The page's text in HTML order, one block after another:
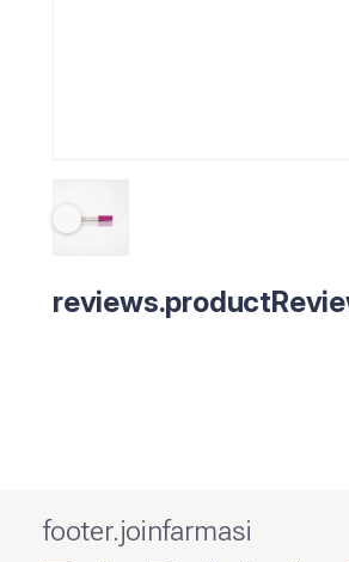
footer.joinfarmasi